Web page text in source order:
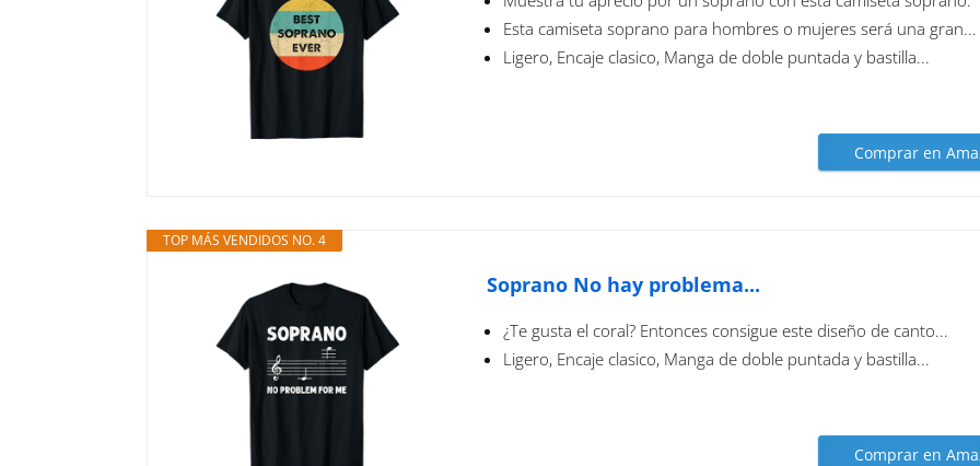
Esta camiseta soprano para hombres o mujeres será una gran...
Ligero, Encaje clasico, Manga de doble puntada y bastilla...
Comprar en
TOP MÁS VENDIDOS NO. 4
Soprano No hay problema...
¿Te gusta el coral? Entonces consigue este diseño de canto...
Ligero, Encaje clasico, Manga de doble puntada y bastilla...
Comprar en